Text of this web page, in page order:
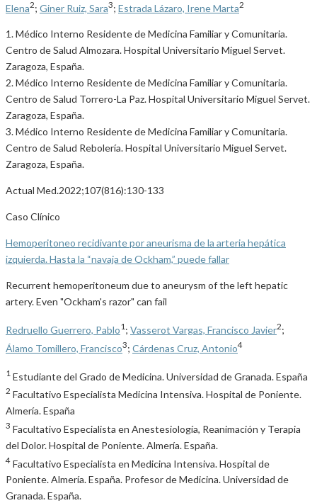
Elena2; Giner Ruiz, Sara3; Estrada Lázaro, Irene Marta2
1. Médico Interno Residente de Medicina Familiar y Comunitaria.
Centro de Salud Almozara. Hospital Universitario Miguel Servet.
Zaragoza, España.
2. Médico Interno Residente de Medicina Familiar y Comunitaria.
Centro de Salud Torrero-La Paz. Hospital Universitario Miguel Servet.
Zaragoza, España.
3. Médico Interno Residente de Medicina Familiar y Comunitaria.
Centro de Salud Rebolería. Hospital Universitario Miguel Servet.
Zaragoza, España.
Actual Med.2022;107(816):130-133
Caso Clínico
Hemoperitoneo recidivante por aneurisma de la arteria hepática
izquierda. Hasta la “navaja de Ockham,” puede fallar
Recurrent hemoperitoneum due to aneurysm of the left hepatic
artery. Even "Ockham's razor" can fail
Redruello Guerrero, Pablo1 ; Vasserot Vargas, Francisco Javier2;
Álamo Tomillero, Francisco3; Cárdenas Cruz, Antonio4
1 Estudiante del Grado de Medicina. Universidad de Granada. España
2 Facultativo Especialista Medicina Intensiva. Hospital de Poniente.
Almería. España
3 Facultativo Especialista en Anestesiología, Reanimación y Terapia
del Dolor. Hospital de Poniente. Almería. España.
4 Facultativo Especialista en Medicina Intensiva. Hospital de
Poniente. Almería. España. Profesor de Medicina. Universidad de
Granada. España.